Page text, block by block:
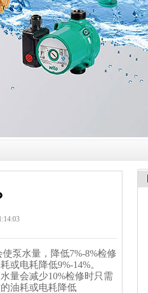
泵水量，降低7%-8%检修
或电耗降低9%-14%。
量会减少10%检修时只需
油耗或电耗降低